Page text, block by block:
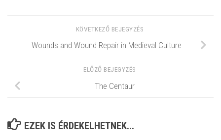
KÖVETKEZŐ BEJEGYZÉS
Wounds and Wound Repair in Medieval Culture
ELŐZŐ BEJEGYZÉS
The Centaur
EZEK IS ÉRDEKELHETNEK...